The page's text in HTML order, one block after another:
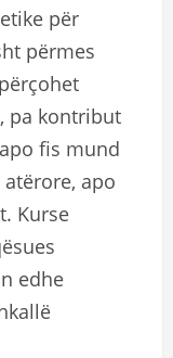
për
përmes
pa kontribut
fis mund
apo
Kurse
edhe